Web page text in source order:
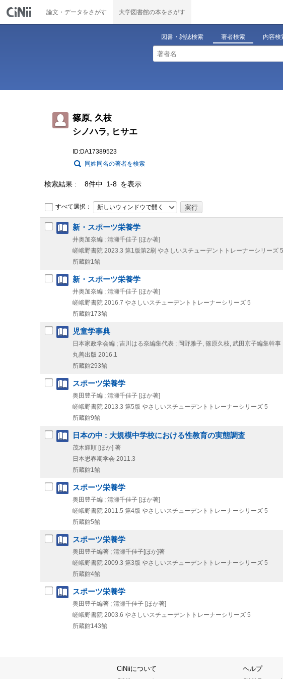
論文・データをさがす 大学図書館の本をさがす
図書・雑誌検索 著者検索 内容検
篠原, 久枝
シノハラ, ヒサエ
ID:DA17389523
同姓同名の著者を検索
検索結果 8件中 1-8 を表示
すべて選択： 新しいウィンドウで開く
新・スポーツ栄養学
井奥加奈編 ; 清瀬千佳子 [ほか著]
嵯峨野書院 2023.3 第1版第2刷 やさしいスチューデントトレーナーシリーズ 5
所蔵館1館
新・スポーツ栄養学
井奥加奈編 ; 清瀬千佳子 [ほか著]
嵯峨野書院 2016.7 やさしいスチューデントトレーナーシリーズ 5
所蔵館173館
児童学事典
日本家政学会編 ; 吉川はる奈編集代表 ; 岡野雅子, 篠原久枝, 武田京子編集幹
丸善出版 2016.1
所蔵館293館
スポーツ栄養学
奥田豊子編 ; 清瀬千佳子 [ほか著]
嵯峨野書院 2013.3 第5版 やさしいスチューデントトレーナーシリーズ 5
所蔵館9館
日本の中 : 大規模中学校における性教育の実態調査
茂木輝順 [ほか] 著
日本思春期学会 2011.3
所蔵館1館
スポーツ栄養学
奥田豊子編 ; 清瀬千佳子 [ほか著]
嵯峨野書院 2011.5 第4版 やさしいスチューデントトレーナーシリーズ 5
所蔵館5館
スポーツ栄養学
奥田豊子編著 ; 清瀬千佳子[ほか]著
嵯峨野書院 2009.3 第3版 やさしいスチューデントトレーナーシリーズ 5
所蔵館4館
スポーツ栄養学
奥田豊子編著 ; 清瀬千佳子 [ほか著]
嵯峨野書院 2003.6 やさしいスチューデントトレーナーシリーズ 5
所蔵館143館
CiNiiについて ヘルプ